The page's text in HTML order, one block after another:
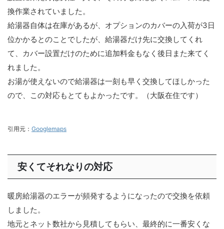
換作業されていました。
給湯器自体は在庫があるが、オプションのカバーの入荷が3日
位かかるとのことでしたが、給湯器だけ先に交換してくれ
て、カバー設置だけのために追加料金もなく後日また来てく
れました。
お湯が使えないので給湯器は一刻も早く交換してほしかった
ので、この対応もとてもよかったです。（大阪在住です）
引用元： Googlemaps
安くてそれなりの対応
暖房給湯器のエラーが頻発するようになったので交換を依頼
しました。
地元とネット数社から見積してもらい、最終的に一番安くな